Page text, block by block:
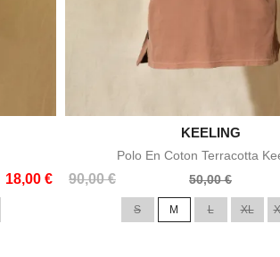
18,00 €
Aperçu rapide
KEELING
Polo En Coton Terracotta
90,00 €
Prix
50,00 €
Prix
S M L XL